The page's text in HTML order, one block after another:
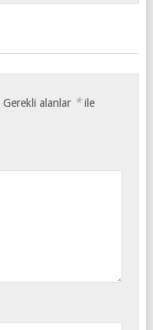
Gerekli alanlar *ile